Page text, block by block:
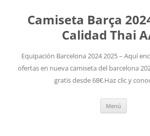
Camiseta Barça
Calidad Thai
Equipación Barcelona 2024 2025 – Aquí
ofertas en nueva camiseta del barcelona
gratis desde 68€.Haz clic y
Menú